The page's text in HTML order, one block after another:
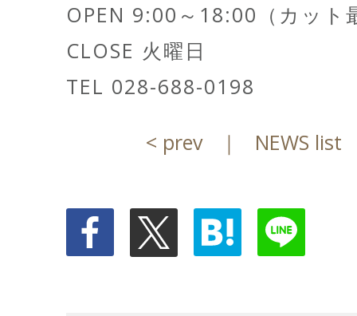
OPEN 9:00～18:00（カット
CLOSE 火曜日
TEL 028-688-0198
< prev｜ NEWS list